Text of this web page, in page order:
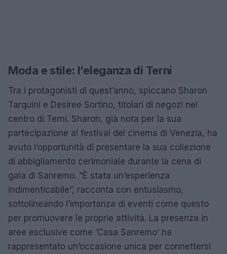
Moda e stile: l’eleganza di Terni
Tra i protagonisti di quest’anno, spiccano Sharon
Tarquini e Desiree Sortino, titolari di negozi nel
centro di Terni. Sharon, già nota per la sua
partecipazione al festival del cinema di Venezia, ha
avuto l’opportunità di presentare la sua collezione
di abbigliamento cerimoniale durante la cena di
gala di Sanremo. “È stata un’esperienza
indimenticabile”, racconta con entusiasmo,
sottolineando l’importanza di eventi come questo
per promuovere le proprie attività. La presenza in
aree esclusive come ‘Casa Sanremo’ ha
rappresentato un’occasione unica per connettersi